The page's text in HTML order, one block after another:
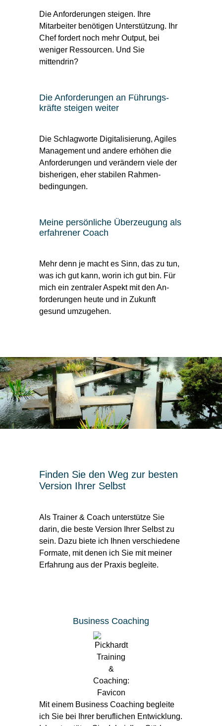
Die Anforderungen steigen. Ihre
Mitarbeiter benötigen Unterstützung. Ihr
Chef fordert noch mehr Output, bei
weniger Ressourcen. Und Sie
mittendrin?
Die An­forde­rungen an Führungs­
kräfte steigen weiter
Die Schlagworte Digitalisierung, Agiles
Management und andere erhöhen die
Anforderungen und verändern viele der
bisherigen, eher stabilen Rahmen­
bedingungen.
Meine persönliche Über­zeugung als
erfahrener Coach
Mehr denn je macht es Sinn, das zu tun,
was ich gut kann, worin ich gut bin. Für
mich ein zentraler Aspekt mit den An­
forde­rungen heute und in Zukunft
gesund umzugehen.
Finden Sie den Weg zur besten
Version Ihrer Selbst
Als Trainer & Coach unterstütze Sie
darin, die beste Version Ihrer Selbst zu
sein. Dazu biete ich Ihnen verschiedene
Formate, mit denen ich Sie mit meiner
Erfahrung aus der Praxis begleite.
Business Coaching
Mit einem Business Coaching begleite
ich Sie bei Ihrer beruflichen Ent­wick­lung.